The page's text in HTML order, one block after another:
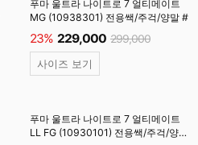
푸마 울트라 나이트로 7 얼티메이트
MG (10938301) 전용쌕/주걱/양말 #
23% 229,000 299,000
사이즈 보기
푸마 울트라 나이트로 7 얼티메이트
LL FG (10930101) 전용쌕/주걱/양말